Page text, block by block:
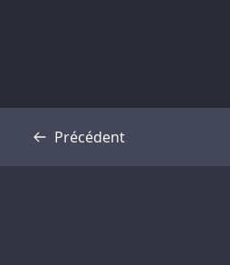
Précédent
Transcription